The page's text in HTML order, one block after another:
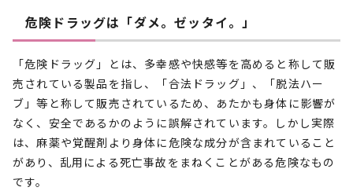
危険ドラッグは「ダメ。ゼッタイ。」
「危険ドラッグ」とは、多幸感や快感等を高めると称して販
売されている製品を指し、「合法ドラッグ」、「脱法ハー
ブ」等と称して販売されているため、あたかも身体に影響が
なく、安全であるかのように誤解されています。しかし実際
は、麻薬や覚醒剤より身体に危険な成分が含まれていること
があり、乱用による死亡事故をまねくことがある危険なもの
です。